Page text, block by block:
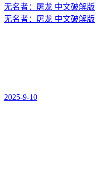
无名者：屠龙 中文破解版
无名者：屠龙 中文破解版
2025-9-10